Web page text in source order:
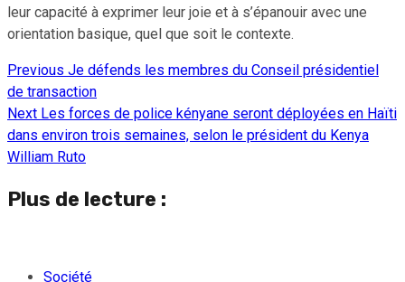
leur capacité à exprimer leur joie et à s’épanouir avec une
orientation basique, quel que soit le contexte.
Continue
Reading
Previous Je défends les membres du Conseil présidentiel
de transaction
Next Les forces de police kényane seront déployées en Haïti
dans environ trois semaines, selon le président du Kenya
William Ruto
Plus de lecture :
Société